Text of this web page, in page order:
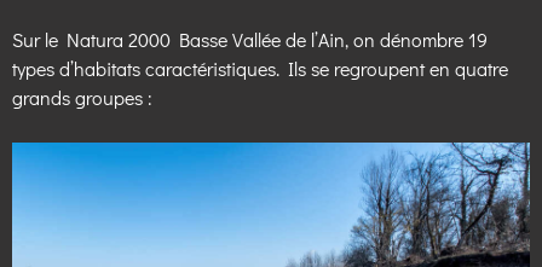
Sur le Natura 2000 Basse Vallée de l’Ain, on dénombre 19
types d’habitats caractéristiques. Ils se regroupent en quatre
grands groupes :